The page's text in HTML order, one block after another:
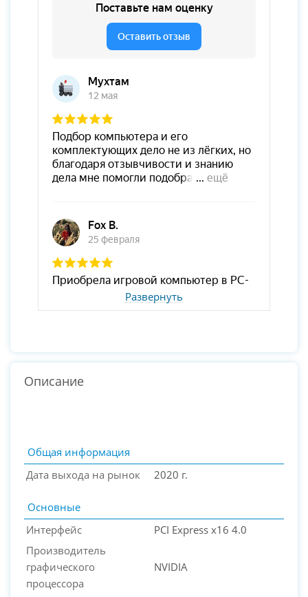
PC-Arena на карте Москвы — Яндекс Карты
Развернуть
Описание
Общая информация
Дата выхода на рынок
2020 г.
Основные
Интерфейс
PCI Express x16 4.0
Производитель
графического
процессора
NVIDIA